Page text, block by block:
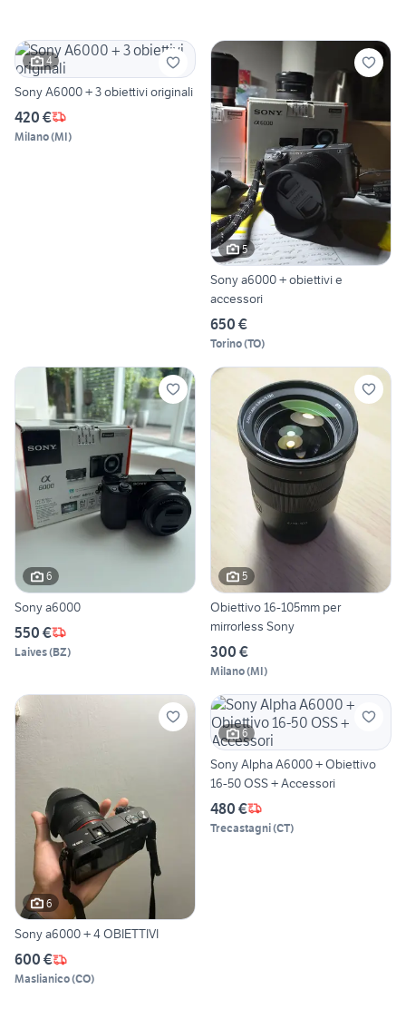
4
Sony A6000 + 3 obiettivi originali
420 €
Milano(MI)
5
Sony a6000 + obiettivi e
accessori
650 €
Torino(TO)
6
Sony a6000
550 €
Laives(BZ)
5
Obiettivo 16-105mm per
mirrorless Sony
300 €
Milano(MI)
6
Sony a6000 + 4 OBIETTIVI
600 €
Maslianico(CO)
6
Sony Alpha A6000 + Obiettivo
16-50 OSS + Accessori
480 €
Trecastagni(CT)